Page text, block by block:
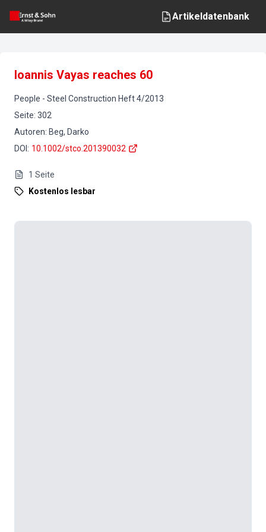
Artikeldatenbank
Ioannis Vayas reaches 60
People - Steel Construction Heft4/2013
Seite: 302
Autoren: Beg, Darko
DOI : 10.1002/stco.201390032
1 Seite
Kostenlos lesbar